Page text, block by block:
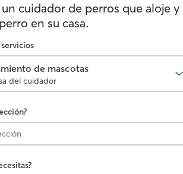
cuidador de perros que aloje y
en su casa.
de mascotas
del cuidador